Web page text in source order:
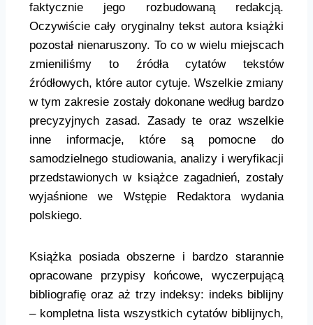
faktycznie jego rozbudowaną redakcją.
Oczywiście cały oryginalny tekst autora książki
pozostał nienaruszony. To co w wielu miejscach
zmieniliśmy to źródła cytatów tekstów
źródłowych, które autor cytuje. Wszelkie zmiany
w tym zakresie zostały dokonane według bardzo
precyzyjnych zasad. Zasady te oraz wszelkie
inne informacje, które są pomocne do
samodzielnego studiowania, analizy i weryfikacji
przedstawionych w książce zagadnień, zostały
wyjaśnione we Wstępie Redaktora wydania
polskiego.
Książka posiada obszerne i bardzo starannie
opracowane przypisy końcowe, wyczerpującą
bibliografię oraz aż trzy indeksy: indeks biblijny
– kompletna lista wszystkich cytatów biblijnych,